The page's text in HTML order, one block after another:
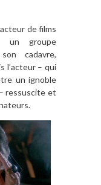
de films
un groupe
cadavre,
l’acteur – qui
un ignoble
ressuscite et